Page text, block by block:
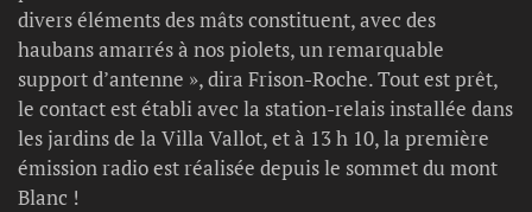
divers éléments des mâts constituent, avec des
haubans amarrés à nos piolets, un remarquable
support d’antenne », dira Frison-Roche. Tout est prêt,
le contact est établi avec la station-relais installée dans
les jardins de la Villa Vallot, et à 13 h 10, la première
émission radio est réalisée depuis le sommet du mont
Blanc !